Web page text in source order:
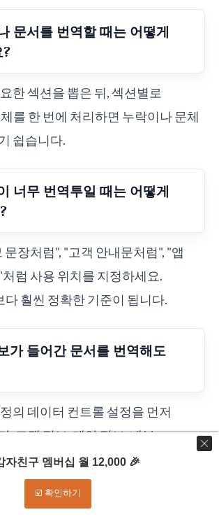
문서를 번역할 때는 어떻게
한 섹션을 뽑은 뒤, 섹션별로
를 한 번에 처리하면 누락이나 문체
쉽습니다.
너무 번역투일 때는 어떻게
장처럼", "고객 안내문처럼", "앱
럼 사용 위치를 지정하세요.
훨씬 정확한 기준이 됩니다.
가 들어간 문서를 번역해도
의 데이터 컨트롤 설정을 먼저
. 고객 정보, 계약 정보, 내부
자료는 익명화하거나 안전한
인된 도구를 사용하세요.
자친구 멤버십 월 12,000 🎉
☑️ 확인하기